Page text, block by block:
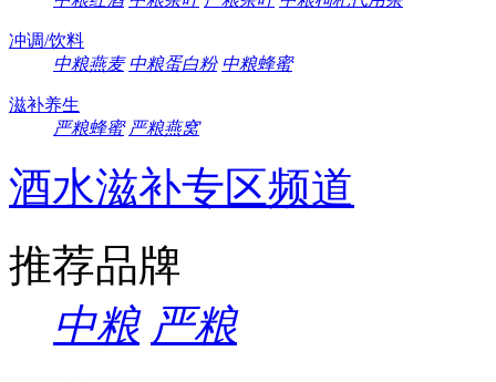
冲调/饮料
中粮燕麦 中粮蛋白粉 中粮蜂蜜
滋补养生
严粮蜂蜜 严粮燕窝
酒水滋补专区频道
推荐品牌
中粮 严粮